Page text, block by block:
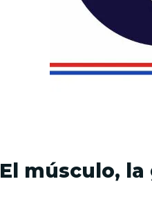
El músculo,